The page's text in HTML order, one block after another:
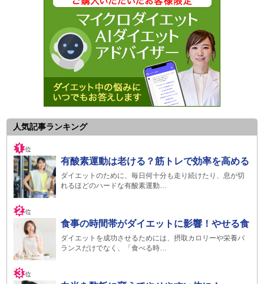
人気記事ランキング
有酸素運動は老ける？筋トレで効率を高める
ダイエットのために、毎日何十分も走り続けたり、息が切
れるほどのハードな有酸素運動…
食事の時間帯がダイエットに影響！やせる食
ダイエットを成功させるためには、摂取カロリーや栄養バ
ランスだけでなく、「食べる時…